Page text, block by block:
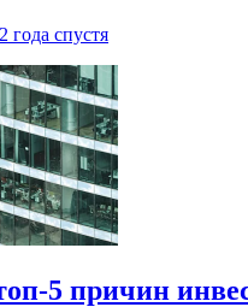
2 года спустя
5 причин